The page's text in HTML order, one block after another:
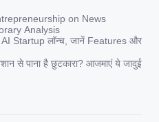
on News
Analysis
AI Startup लॉन्च, जानें Features और
से पाना है छुटकारा? आजमाएं ये जादुई